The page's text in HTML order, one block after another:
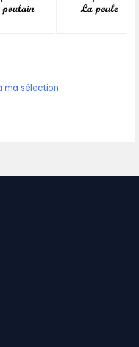
ma sélection